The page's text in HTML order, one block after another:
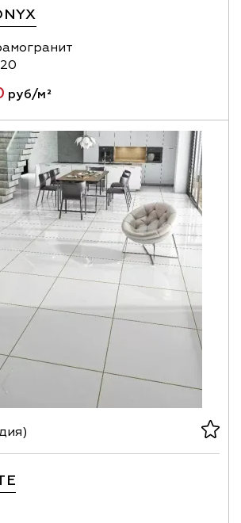
руб/м²